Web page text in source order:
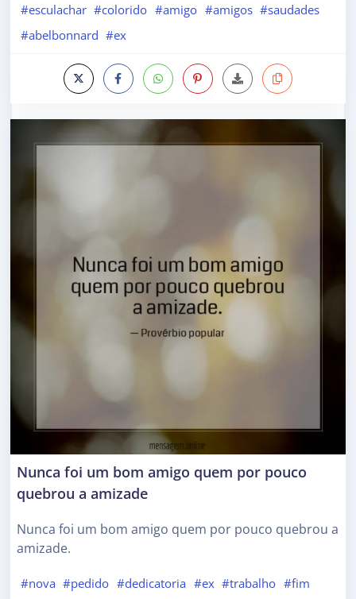
#esculachar #colorido #amigo #amigos #saudades
#abelbonnard #ex
Nunca foi um bom amigo quem por pouco
quebrou a amizade
Nunca foi um bom amigo quem por pouco quebrou a
amizade.
#nova #pedido #dedicatoria #ex #trabalho #fim